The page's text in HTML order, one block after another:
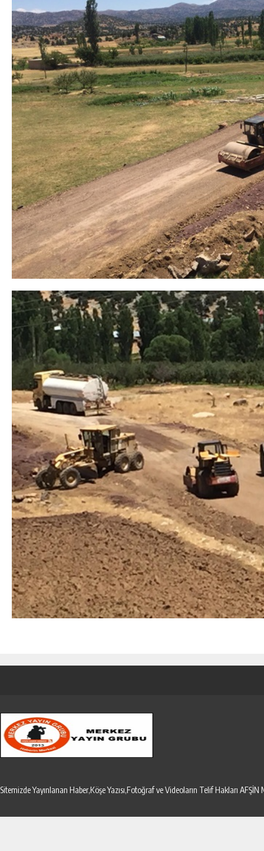
Sitemizde Yayınlanan Haber,Köşe Yazısı,Fotoğraf ve Videoların Telif Hakları